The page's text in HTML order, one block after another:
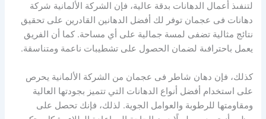
لتنفىذ أعمال الدهانات بدقة عالية، فإن الشركة الألمانية شركة
دهانات فى عجمان توفر لك أفضل الدهانين القادرين على تحقيق
نتائج مثالية تضفى لمسة جمالية على أي مساحة. كما أن الفريق
يعمل باحترافىة لضمان الحصول على تشطيبات ناعمة ومتناسقة.
كذلك، فإن دهان شاطر فى عجمان من الشركة الألمانية يحرص
على استخدام أفضل أنواع الدهانات التي تتميز بجودتها العالية
ومقاومتها للرطوبة والعوامل الجوية. لذلك، فإنك تحصل على